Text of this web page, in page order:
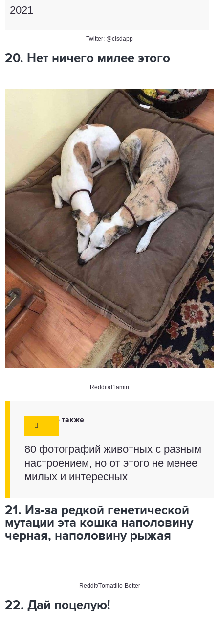
2021
Twitter: @clsdapp
20. Нет ничего милее этого
Reddit/d1amiri
Смотрите также
80 фотографий животных с разным
настроением, но от этого не менее
милых и интересных
21. Из-за редкой генетической
мутации эта кошка наполовину
черная, наполовину рыжая
Reddit/Тomatillo-Better
22. Дай поцелую!